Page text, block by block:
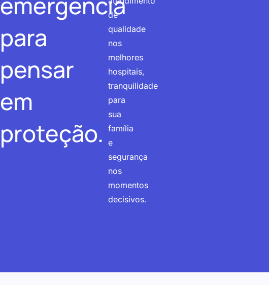
para
pensar
em
proteção.
de
qualidade
nos
melhores
hospitais,
tranquilidade
para
sua
família
e
segurança
nos
momentos
decisivos.